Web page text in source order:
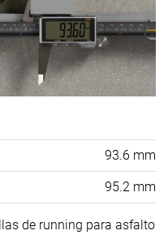
93.6 mm
95.2 mm
de running para asfalto